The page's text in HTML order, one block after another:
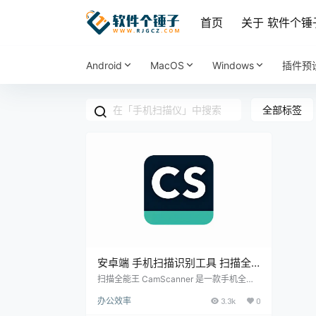
首页 关于 软件个锤
Android MacOS Windows 插件预
全部标签
安卓端 手机扫描识别工具 扫描全
能王 CamScanner v7.20.5 | 软件
扫描全能王 CamScanner 是一款手机全能
别、表格识别、证件照扫描、名片识别等功
办公效率 3.3k 0